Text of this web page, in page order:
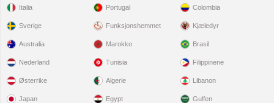
Italia
Sverige
Portugal
Funksjonshemmet
Colombia
Kjæledyr
Australia
Nederland
Østerrike
Japan
Marokko
Tunisia
Algerie
Egypt
Brasil
Filippinene
Libanon
Gulfen